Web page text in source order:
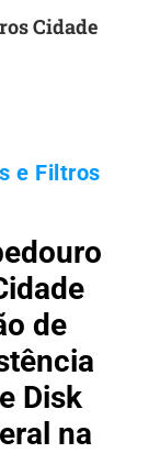
Cidade
e Filtros
de
Disk
na